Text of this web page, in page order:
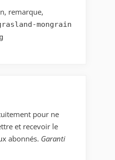
remarque,
mongrain
pour ne
et recevoir le
abonnés. Garanti